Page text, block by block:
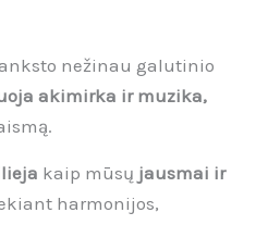
nežinau galutinio
akimirka ir muzika,
kaip mūsų jausmai ir
harmonijos,